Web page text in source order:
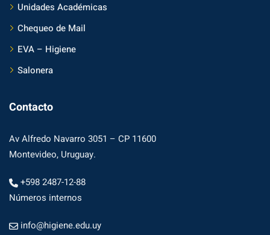
Unidades Académicas
Chequeo de Mail
EVA – Higiene
Salonera
Contacto
Av Alfredo Navarro 3051 – CP 11600
Montevideo, Uruguay.
+598 2487-12-88
Números internos
info@higiene.edu.uy